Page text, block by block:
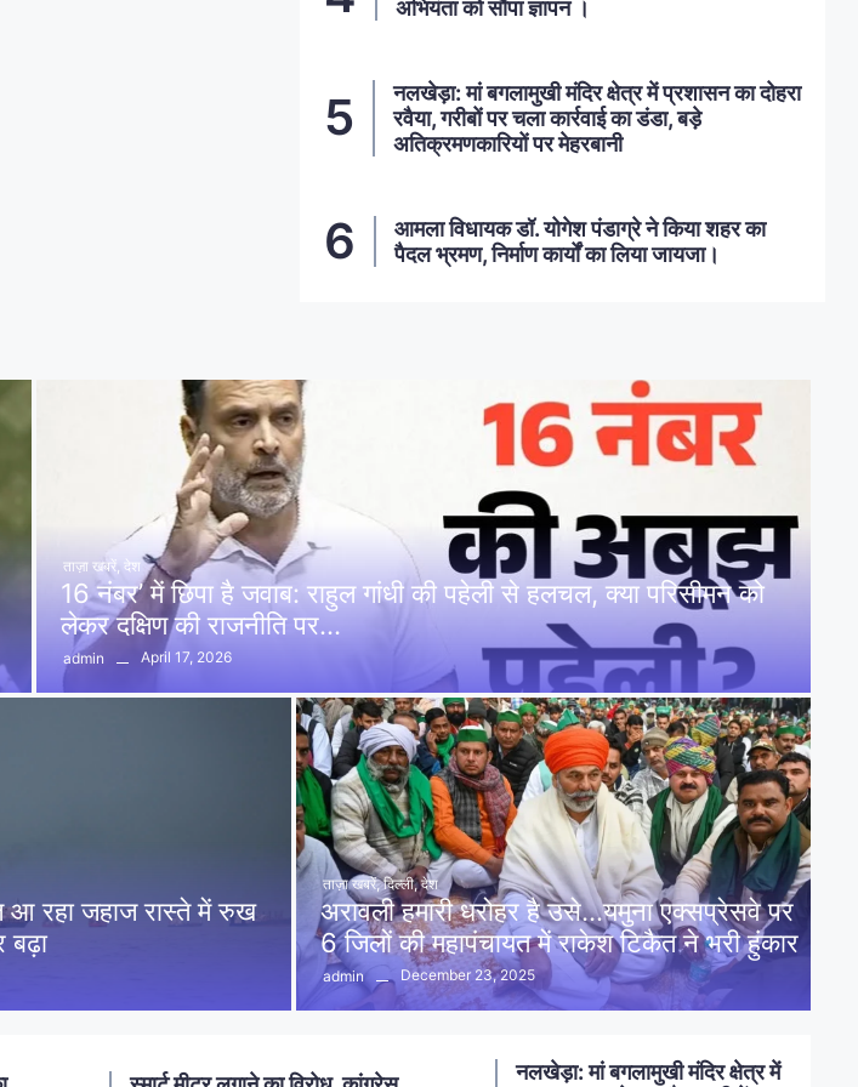
अभियंता को सौंपा ज्ञापन ।
नलखेड़ा: मां बगलामुखी मंदिर क्षेत्र में प्रशासन का दोहरा
रवैया, गरीबों पर चला कार्रवाई का डंडा, बड़े
अतिक्रमणकारियों पर मेहरबानी
आमला विधायक डॉ. योगेश पंडाग्रे ने किया शहर का
पैदल भ्रमण, निर्माण कार्यों का लिया जायजा।
ताज़ा खबरें देश
16 नंबर’ में छिपा है जवाब: राहुल गांधी की पहेली से हलचल, क्या परिसीमन को
लेकर दक्षिण की राजनीति पर…
admin April 17, 2026
आ रहा जहाज रास्ते में रुख
ताज़ा खबरें, दिल्ली, देश
अरावली हमारी धरोहर है उसे…यमुना एक्सप्रेसवे पर
6 जिलों की महापंचायत में राकेश टिकैत ने भरी हुंकार
admin December 23, 2025
नलखेड़ा: मां बगलामुखी मंदिर क्षेत्र में